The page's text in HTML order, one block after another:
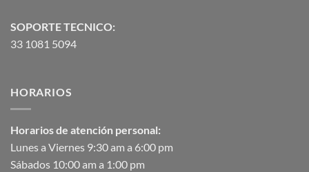
SOPORTE TECNICO:
33 1081 5094
HORARIOS
Horarios de atención personal:
Lunes a Viernes 9:30 am a 6:00 pm
Sábados 10:00 am a 1:00 pm